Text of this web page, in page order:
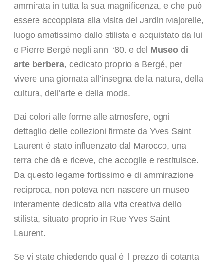
ammirata in tutta la sua magnificenza, e che può
essere accoppiata alla visita del Jardin Majorelle,
luogo amatissimo dallo stilista e acquistato da lui
e Pierre Bergé negli anni ‘80, e del Museo di
arte berbera, dedicato proprio a Bergé, per
vivere una giornata all’insegna della natura, della
cultura, dell’arte e della moda.
Dai colori alle forme alle atmosfere, ogni
dettaglio delle collezioni firmate da Yves Saint
Laurent è stato influenzato dal Marocco, una
terra che dà e riceve, che accoglie e restituisce.
Da questo legame fortissimo e di ammirazione
reciproca, non poteva non nascere un museo
interamente dedicato alla vita creativa dello
stilista, situato proprio in Rue Yves Saint
Laurent.
Se vi state chiedendo qual è il prezzo di cotanta